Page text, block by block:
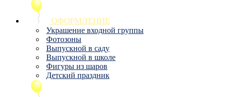
ОФОРМЛЕНИЕ
Украшение входной группы
Фотозоны
Выпускной в саду
Выпускной в школе
Фигуры из шаров
Детский праздник